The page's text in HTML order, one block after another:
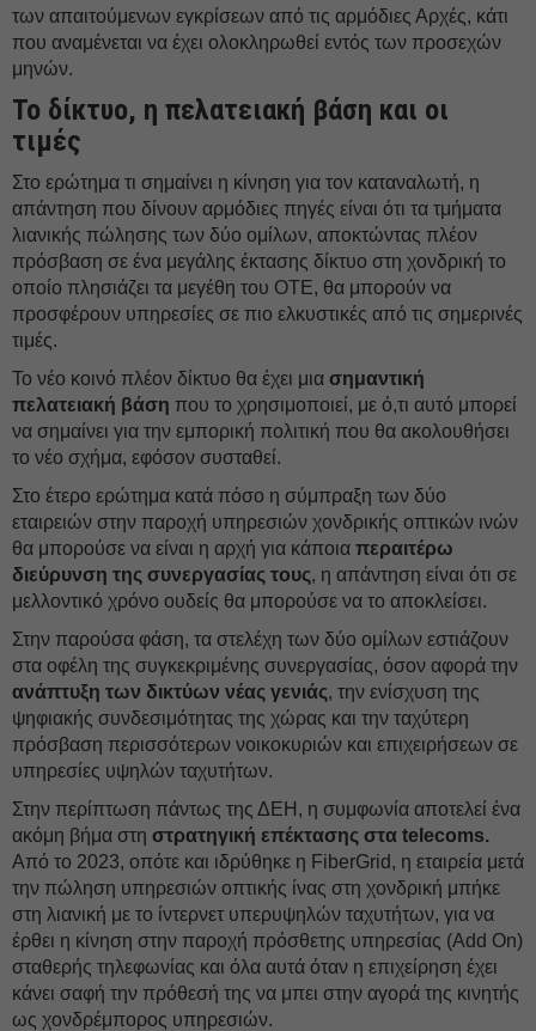
των απαιτούμενων εγκρίσεων από τις αρμόδιες Αρχές, κάτι
που αναμένεται να έχει ολοκληρωθεί εντός των προσεχών
μηνών.
Το δίκτυο, η πελατειακή βάση και οι
τιμές
Στο ερώτημα τι σημαίνει η κίνηση για τον καταναλωτή, η
απάντηση που δίνουν αρμόδιες πηγές είναι ότι τα τμήματα
λιανικής πώλησης των δύο ομίλων, αποκτώντας πλέον
πρόσβαση σε ένα μεγάλης έκτασης δίκτυο στη χονδρική το
οποίο πλησιάζει τα μεγέθη του ΟΤΕ, θα μπορούν να
προσφέρουν υπηρεσίες σε πιο ελκυστικές από τις σημερινές
τιμές.
Το νέο κοινό πλέον δίκτυο θα έχει μια σημαντική
πελατειακή βάση που το χρησιμοποιεί, με ό,τι αυτό μπορεί
να σημαίνει για την εμπορική πολιτική που θα ακολουθήσει
το νέο σχήμα, εφόσον συσταθεί.
Στο έτερο ερώτημα κατά πόσο η σύμπραξη των δύο
εταιρειών στην παροχή υπηρεσιών χονδρικής οπτικών ινών
θα μπορούσε να είναι η αρχή για κάποια περαιτέρω
διεύρυνση της συνεργασίας τους, η απάντηση είναι ότι σε
μελλοντικό χρόνο ουδείς θα μπορούσε να το αποκλείσει.
Στην παρούσα φάση, τα στελέχη των δύο ομίλων εστιάζουν
στα οφέλη της συγκεκριμένης συνεργασίας, όσον αφορά την
ανάπτυξη των δικτύων νέας γενιάς, την ενίσχυση της
ψηφιακής συνδεσιμότητας της χώρας και την ταχύτερη
πρόσβαση περισσότερων νοικοκυριών και επιχειρήσεων σε
υπηρεσίες υψηλών ταχυτήτων.
Στην περίπτωση πάντως της ΔEΗ, η συμφωνία αποτελεί ένα
ακόμη βήμα στη στρατηγική επέκτασης στα telecoms.
Από τo 2023, οπότε και ιδρύθηκε η FiberGrid, η εταιρεία μετά
την πώληση υπηρεσιών οπτικής ίνας στη χονδρική μπήκε
στη λιανική με το ίντερνετ υπερυψηλών ταχυτήτων, για να
έρθει η κίνηση στην παροχή πρόσθετης υπηρεσίας (Add On)
σταθερής τηλεφωνίας και όλα αυτά όταν η επιχείρηση έχει
κάνει σαφή την πρόθεσή της να μπει στην αγορά της κινητής
ως χονδρέμπορος υπηρεσιών.